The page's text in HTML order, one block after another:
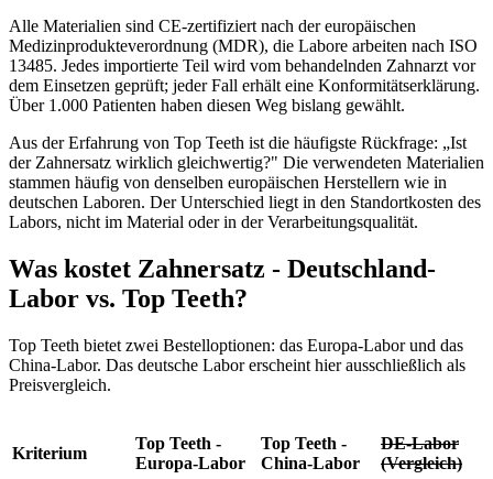
Alle Materialien sind CE-zertifiziert nach der europäischen
Medizinprodukteverordnung (MDR), die Labore arbeiten nach ISO
13485. Jedes importierte Teil wird vom behandelnden Zahnarzt vor
dem Einsetzen geprüft; jeder Fall erhält eine Konformitätserklärung.
Über 1.000 Patienten haben diesen Weg bislang gewählt.
Aus der Erfahrung von Top Teeth ist die häufigste Rückfrage: „Ist
der Zahnersatz wirklich gleichwertig?" Die verwendeten Materialien
stammen häufig von denselben europäischen Herstellern wie in
deutschen Laboren. Der Unterschied liegt in den Standortkosten des
Labors, nicht im Material oder in der Verarbeitungsqualität.
Was kostet Zahnersatz - Deutschland-
Labor vs. Top Teeth?
Top Teeth bietet zwei Bestelloptionen: das Europa-Labor und das
China-Labor. Das deutsche Labor erscheint hier ausschließlich als
Preisvergleich.
Kriterium
Top Teeth -
Europa-Labor
Top Teeth -
China-Labor
DE-Labor
(Vergleich)